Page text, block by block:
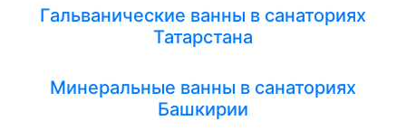
Гальванические ванны в санаториях
Татарстана
Минеральные ванны в санаториях
Башкирии